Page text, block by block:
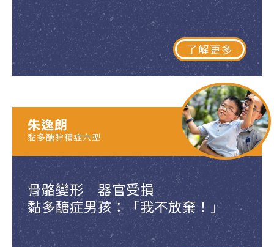
了解更多
骨骼變形 器官受損
黏多醣症男孩：「我不放棄！」
朱逸朗
黏多醣貯積症六型